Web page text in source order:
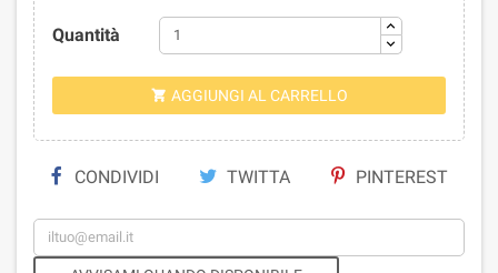
Quantità
 AGGIUNGI AL CARRELLO
CONDIVIDI TWITTA PINTEREST